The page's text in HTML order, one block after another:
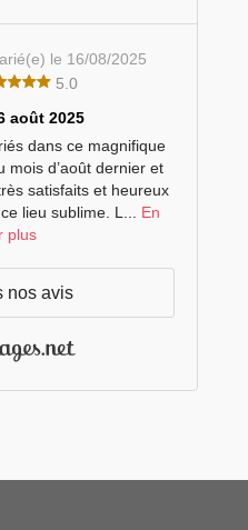
le 16/08/2025
5.0
août 2025
dans ce magnifique
mois d’août dernier et
satisfaits et heureux
lieu sublime. L... En
plus
nos avis